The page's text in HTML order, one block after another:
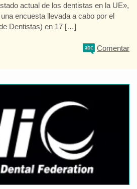
actual de los dentistas en la UE»,
encuesta llevada a cabo por el
Dentistas) en 17 […]
Comentar